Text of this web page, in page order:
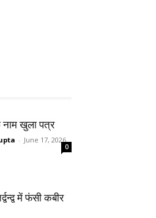
खुला पत्र
- June 17, 2026
0
में फंसी कबीर